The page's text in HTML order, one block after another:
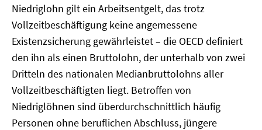
Niedriglohn gilt ein Arbeitsentgelt, das trotz
Vollzeitbeschäftigung keine angemessene
Existenzsicherung gewährleistet – die OECD definiert
den ihn als einen Bruttolohn, der unterhalb von zwei
Dritteln des nationalen Medianbruttolohns aller
Vollzeitbeschäftigten liegt. Betroffen von
Niedriglöhnen sind überdurchschnittlich häufig
Personen ohne beruflichen Abschluss, jüngere